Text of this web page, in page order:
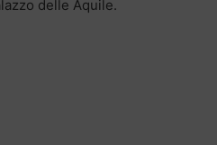
delle Aquile.